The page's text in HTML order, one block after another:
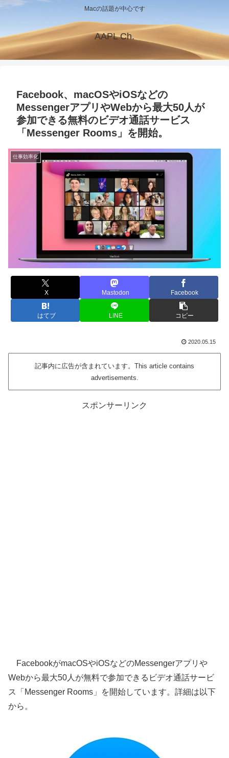
Macの話題が中心です
AAPL Ch.
Facebook、macOSやiOSなどの
MessengerアプリやWebから最大50人が
参加できる無料のビデオ通話サービス
「Messenger Rooms」を開始。
仕事効率化
X Mastodon Facebook
はてブ LINE コピー
2020.05.15
記事内に広告が含まれています。This article contains
advertisements.
スポンサーリンク
FacebookがmacOSやiOSなどのMessengerアプリや
Webから最大50人が無料で参加できるビデオ通話サービ
ス「Messenger Rooms」を開始しています。詳細は以下
から。